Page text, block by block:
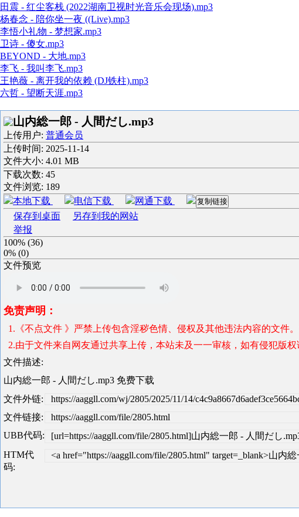
田震 - 红尘客栈 (2022湖南卫视时光音乐会现场).mp3
杨春念 - 陪你坐一夜 ((Live).mp3
李悟小礼物 - 梦想家.mp3
卫诗 - 傻女.mp3
BEYOND - 大地.mp3
李飞 - 我叫李飞.mp3
王艳薇 - 离开我的依赖 (DJ铁柱).mp3
六哲 - 望断天涯.mp3
山内総一郎 - 人間だし.mp3
上传用户: 普通会员
上传时间: 2025-11-14
文件大小: 4.01 MB
下载次数: 45
文件浏览: 189
本地下载
电信下载 网通下载 复制链接
保存到桌面
另存到我的网站
举报
100% (36)
0% (0)
文件预览
免责声明：
1.《不点文件 》严禁上传包含淫秽色情、侵权及其他违法内容的文件
2.由于文件来自网友通过共享上传，本站未及一一审核，如有侵犯版
文件描述:
山内総一郎 - 人間だし.mp3 免费下载
文件外链:
https://aaggll.com/wj/2805/2025/11/14/
文件链接:
https://aaggll.com/file/2805.html
UBB代码:
[url=https://aaggll.com/file/2805.html]山内総一郎 - 人間だし
HTM代
码:
<a href="https://aaggll.com/file/2805.html" target=_blank>山内